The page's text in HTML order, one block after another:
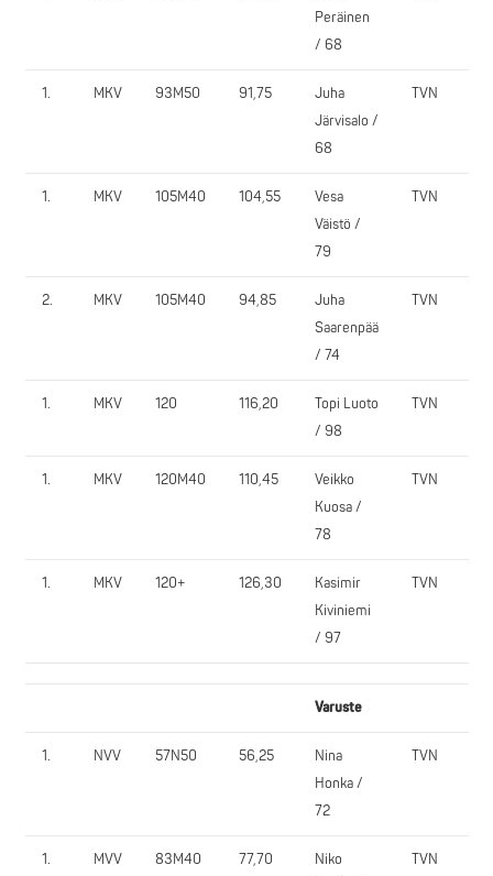
Peräinen
/ 68
1. MKV 93M50 91,75
Juha
Järvisalo /
68
TVN
1. MKV 105M40 104,55
Vesa
Väistö /
79
TVN
2. MKV 105M40 94,85
Juha
Saarenpää
/ 74
TVN
1. MKV 120 116,20
Topi Luoto
/ 98
TVN
1. MKV 120M40 110,45
Veikko
Kuosa /
78
TVN
1. MKV 120+ 126,30
Kasimir
Kiviniemi
/ 97
TVN
Varuste
1. NVV 57N50 56,25
Nina
Honka /
72
TVN
1. MVV 83M40 77,70
Niko
TVN